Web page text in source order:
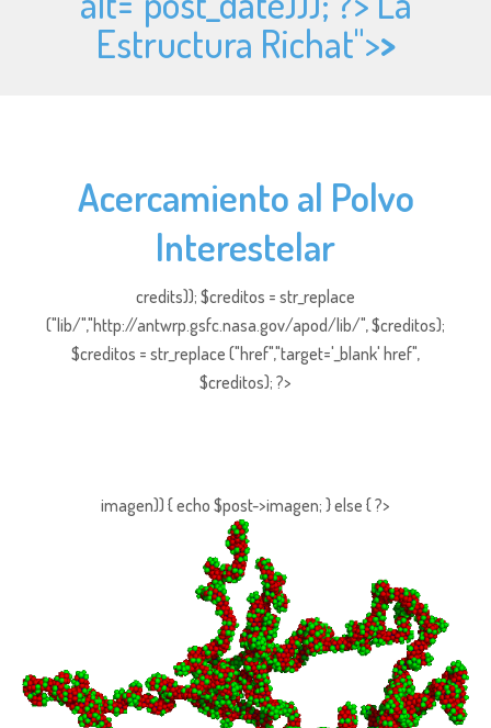
Estructura Richat">>
Acercamiento al Polvo
Interestelar
credits)); $creditos = str_replace
("lib/","http://antwrp.gsfc.nasa.gov/apod/lib/", $creditos);
$creditos = str_replace ("href","target='_blank' href",
$creditos); ?>
imagen)) { echo $post->imagen; } else { ?>